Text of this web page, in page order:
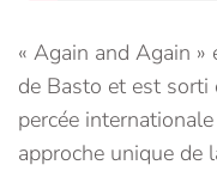
« Again and Again
de Basto et est sorti
percée
approche unique de